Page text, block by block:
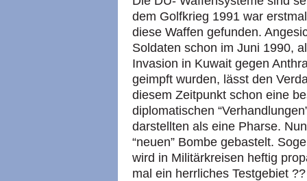
dem Golfkrieg 1991 war
diese Waffen gefunden.
Soldaten schon im Juni 1990,
Invasion in Kuwait gegen
geimpft wurden, lässt den
diesem Zeitpunkt schon eine
diplomatischen
darstellten als eine Pharse.
“neuen” Bombe gebastelt.
wird in Militärkreisen heftig
mal ein herrliches Testgebiet